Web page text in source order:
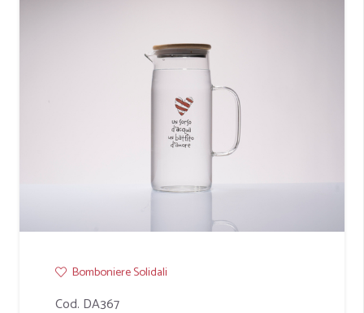
Bomboniere Solidali
Cod. DA367